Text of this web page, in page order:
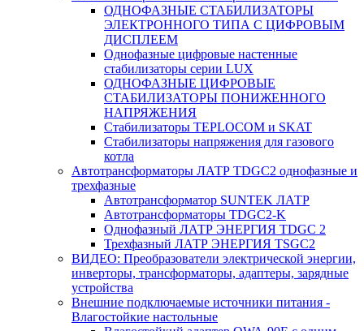
ОДНОФАЗНЫЕ СТАБИЛИЗАТОРЫ
ЭЛЕКТРОННОГО ТИПА С ЦИФРОВЫМ
ДИСПЛЕЕМ
Однофазные цифровые настенные
стабилизаторы серии LUX
ОДНОФАЗНЫЕ ЦИФРОВЫЕ
СТАБИЛИЗАТОРЫ ПОНИЖЕННОГО
НАПРЯЖЕНИЯ
Стабилизаторы TEPLOCOM и SKAT
Стабилизаторы напряжения для газового
котла
Автотрансформаторы ЛАТР TDGC2 однофазные и
трехфазные
Автотрансформатор SUNTEK ЛАТР
Автотрансформаторы TDGC2-K
Однофазный ЛАТР ЭНЕРГИЯ TDGC 2
Трехфазный ЛАТР ЭНЕРГИЯ TSGC2
ВИДЕО: Преобразователи электрической энергии,
инверторы, трансформаторы, адаптеры, зарядные
устройства
Внешние подключаемые источники питания -
Влагостойкие настольные